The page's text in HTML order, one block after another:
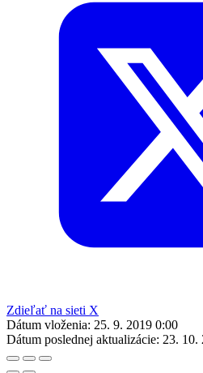
Zdieľať na sieti X
Dátum vloženia: 25. 9. 2019 0:00
Dátum poslednej aktualizácie: 23. 10.